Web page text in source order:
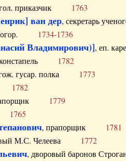
приказчик 1763
ван дер, секретарь
1734-1736
Владимирович)], еп.
1782
гусар. полка 1773
1782
1779
1765
, прапорщик 1781
М.С. Челеева 1772
, дворовый баронов